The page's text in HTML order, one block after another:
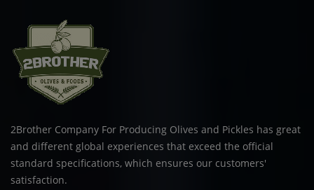
2Brother Company For Producing Olives and Pickles has great
and different global experiences that exceed the official
standard specifications, which ensures our customers'
satisfaction.